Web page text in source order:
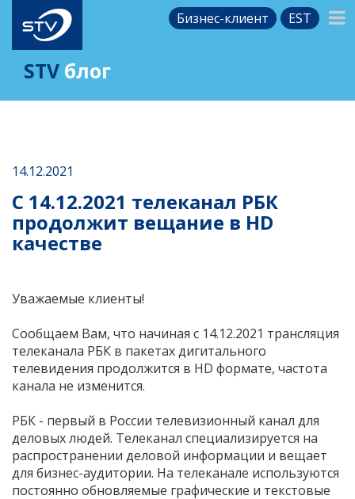
Бизнес-клиент EST
STV блог
14.12.2021
C 14.12.2021 телеканал РБК
продолжит вещание в HD
качестве
Уважаемые клиенты!
Сообщаем Вам, что начиная с 14.12.2021 трансляция
телеканала РБК в пакетах дигитального
телевидения продолжится в HD формате, частота
канала не изменится.
РБК - первый в России телевизионный канал для
деловых людей. Телеканал специализируется на
распространении деловой информации и вещает
для бизнес-аудитории. На телеканале используются
постоянно обновляемые графические и текстовые